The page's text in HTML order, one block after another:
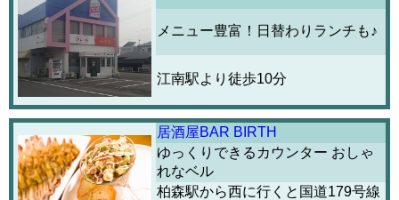
メニュー豊富！日替わりランチも♪
江南駅より徒歩10分
居酒屋BAR BIRTH
ゆっくりできるカウンター おしゃ
れなベル
柏森駅から西に行くと国道179号線